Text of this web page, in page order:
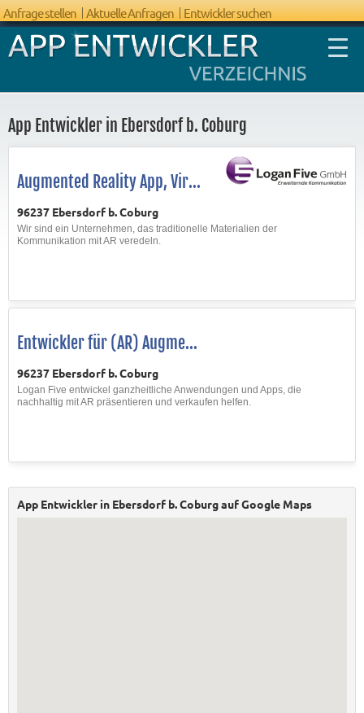
Anfrage stellen Aktuelle Anfragen Entwickler suchen
App Entwickler in Ebersdorf b. Coburg
Augmented Reality App, Vir...
96237 Ebersdorf b. Coburg
Wir sind ein Unternehmen, das traditionelle Materialien der
Kommunikation mit AR veredeln.
Entwickler für (AR) Augme...
96237 Ebersdorf b. Coburg
Logan Five entwickel ganzheitliche Anwendungen und Apps, die
nachhaltig mit AR präsentieren und verkaufen helfen.
App Entwickler in Ebersdorf b. Coburg auf Google Maps